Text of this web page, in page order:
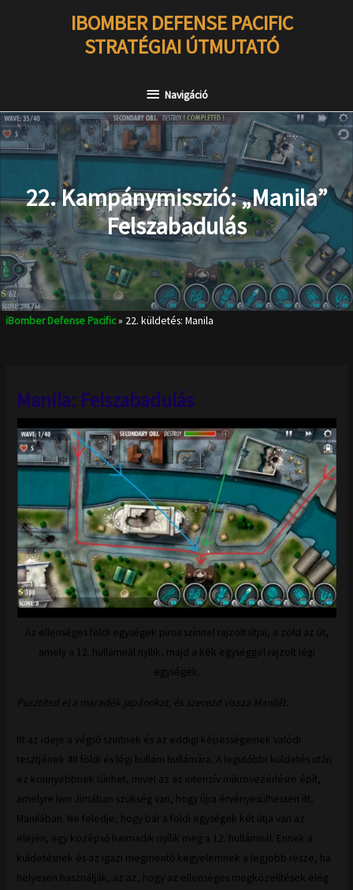
IBOMBER DEFENSE PACIFIC
STRATÉGIAI ÚTMUTATÓ
Navigáció
Navigáció
22. Kampánymisszió: „Manila”
Felszabadulás
iBomber Defense Pacific» 22. küldetés: Manila
Manila: Felszabadulás
Az ellenséges földi egységek piros színnel rajzolt útjai, a zöld az út,
amely a 12. hullámnál nyílik, majd a kék egységgel rajzolt légi
egységek.
Pusztítsd el a maradék japánokat, és szerezd vissza Manilát.
Itt az ideje a végső szintnek és az eddigi képességeinek valódi
tesztjének 40 földi és légi hullám hullámára. A legutóbbi küldetés után
ez könnyebbnek tűnhet, mivel az az intenzív mikrovezérlésre épít,
amelyre Iwo Jimában szükség van, hogy újra érvényesülhessen itt,
Manilában. Ne feledje, hogy bár a földi egységek két útja van az
elején, egy középső harmadik nyílik meg a 12. hullámnál. Ennek a
küldetésnek és az igazi megmentő kegyelemnek a legjobb része, ha
helyesen használják, az az, hogy az ellenséges megközelítések elég